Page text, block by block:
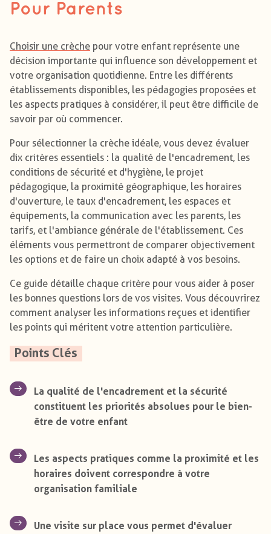
Pour Parents
Choisir une crèche pour votre enfant représente une
décision importante qui influence son développement et
votre organisation quotidienne. Entre les différents
établissements disponibles, les pédagogies proposées et
les aspects pratiques à considérer, il peut être difficile de
savoir par où commencer.
Pour sélectionner la crèche idéale, vous devez évaluer
dix critères essentiels : la qualité de l'encadrement, les
conditions de sécurité et d'hygiène, le projet
pédagogique, la proximité géographique, les horaires
d'ouverture, le taux d'encadrement, les espaces et
équipements, la communication avec les parents, les
tarifs, et l'ambiance générale de l'établissement. Ces
éléments vous permettront de comparer objectivement
les options et de faire un choix adapté à vos besoins.
Ce guide détaille chaque critère pour vous aider à poser
les bonnes questions lors de vos visites. Vous découvrirez
comment analyser les informations reçues et identifier
les points qui méritent votre attention particulière.
Points Clés
La qualité de l'encadrement et la sécurité
constituent les priorités absolues pour le bien-
être de votre enfant
Les aspects pratiques comme la proximité et les
horaires doivent correspondre à votre
organisation familiale
Une visite sur place vous permet d'évaluer